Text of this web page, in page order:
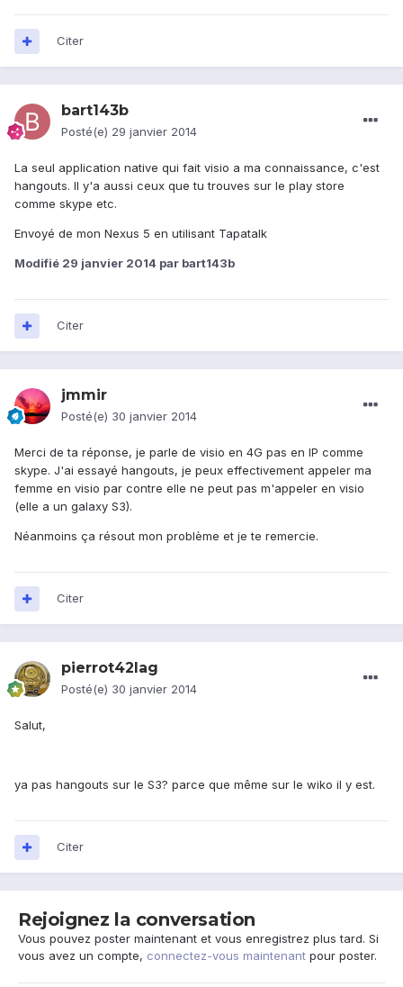
Citer
bart143b
Posté(e) 29 janvier 2014
La seul application native qui fait visio a ma connaissance, c'est
hangouts. Il y'a aussi ceux que tu trouves sur le play store
comme skype etc.
Envoyé de mon Nexus 5 en utilisant Tapatalk
Modifié 29 janvier 2014 par bart143b
Citer
jmmir
Posté(e) 30 janvier 2014
Merci de ta réponse, je parle de visio en 4G pas en IP comme
skype. J'ai essayé hangouts, je peux effectivement appeler ma
femme en visio par contre elle ne peut pas m'appeler en visio
(elle a un galaxy S3).
Néanmoins ça résout mon problème et je te remercie.
Citer
pierrot42lag
Posté(e) 30 janvier 2014
Salut,
ya pas hangouts sur le S3? parce que même sur le wiko il y est.
Citer
Rejoignez la conversation
Vous pouvez poster maintenant et vous enregistrez plus tard. Si
vous avez un compte, connectez-vous maintenant pour poster.